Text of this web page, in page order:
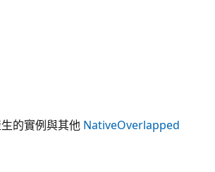
的實例與其他 NativeOverlapped